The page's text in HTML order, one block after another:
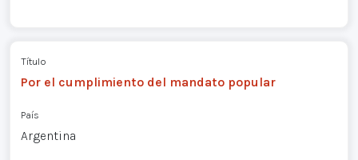
Título
Por el cumplimiento del mandato popular
País
Argentina